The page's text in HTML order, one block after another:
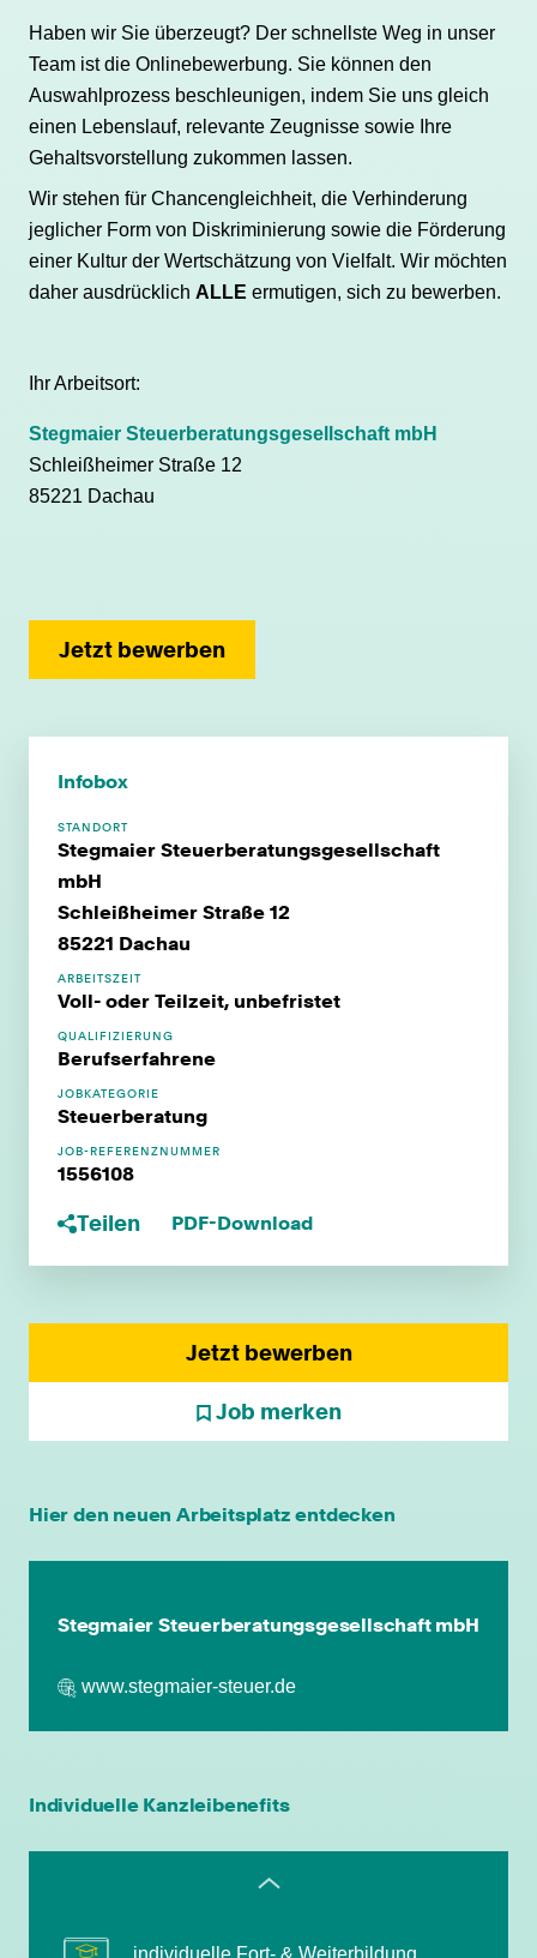
Haben wir Sie überzeugt? Der schnellste Weg in unser
Team ist die Onlinebewerbung. Sie können den
Auswahlprozess beschleunigen, indem Sie uns gleich
einen Lebenslauf, relevante Zeugnisse sowie Ihre
Gehaltsvorstellung zukommen lassen.
Wir stehen für Chancengleichheit, die Verhinderung
jeglicher Form von Diskriminierung sowie die Förderung
einer Kultur der Wertschätzung von Vielfalt. Wir möchten
daher ausdrücklich ALLE ermutigen, sich zu bewerben.
Ihr Arbeitsort:
Stegmaier Steuerberatungsgesellschaft mbH
Schleißheimer Straße 12
85221 Dachau
Jetzt bewerben
Infobox
STANDORT
Stegmaier Steuerberatungsgesellschaft
mbH
Schleißheimer Straße 12
85221 Dachau
ARBEITSZEIT
Voll- oder Teilzeit, unbefristet
QUALIFIZIERUNG
Berufserfahrene
JOBKATEGORIE
Steuerberatung
JOB-REFERENZNUMMER
1556108
Teilen PDF-Download
Jetzt bewerben
Job merken
Hier den neuen Arbeitsplatz entdecken
Stegmaier Steuerberatungsgesellschaft mbH
www.stegmaier-steuer.de
Individuelle Kanzleibenefits
persönliche Mandantenbeziehung
betriebliche Altersvorsorge
Zusatzleistungen/Mitarbeiterrabatte
leistungsgerechte Bezahlung
flexible Arbeitszeiten
individuelle Fort- & Weiterbildung